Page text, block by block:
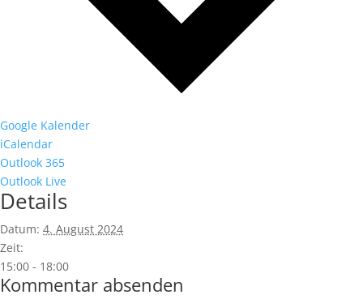
Google Kalender
iCalendar
Outlook 365
Outlook Live
Details
Datum: 4. August 2024
Zeit:
15:00 - 18:00
Kommentar absenden